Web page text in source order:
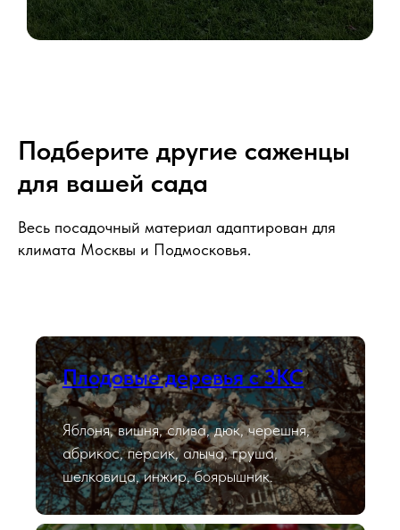
Подберите другие саженцы
для вашей сада
Весь посадочный материал адаптирован для
климата Москвы и Подмосковья.
Плодовые деревья с ЗКС
Яблоня, вишня, слива, дюк, черешня,
абрикос, персик, алыча, груша,
шелковица, инжир, боярышник.